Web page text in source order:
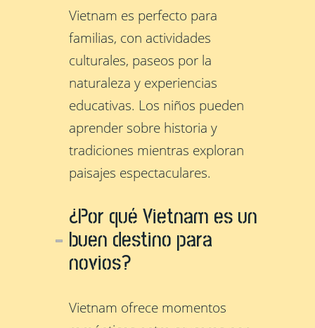
Vietnam es perfecto para
familias, con actividades
culturales, paseos por la
naturaleza y experiencias
educativas. Los niños pueden
aprender sobre historia y
tradiciones mientras exploran
paisajes espectaculares.
¿Por qué Vietnam es un
buen destino para
novios?
Vietnam ofrece momentos